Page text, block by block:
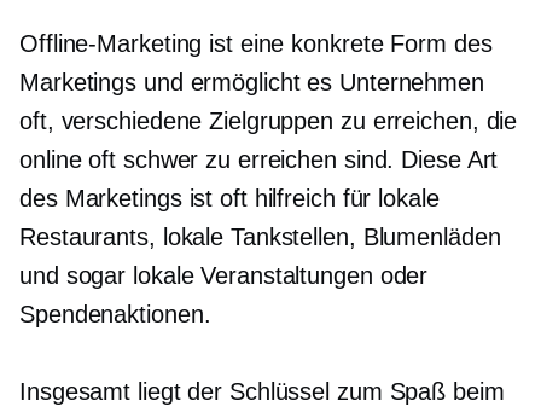
Offline-Marketing ist eine konkrete Form des
Marketings und ermöglicht es Unternehmen
oft, verschiedene Zielgruppen zu erreichen, die
online oft schwer zu erreichen sind. Diese Art
des Marketings ist oft hilfreich für lokale
Restaurants, lokale Tankstellen, Blumenläden
und sogar lokale Veranstaltungen oder
Spendenaktionen.
Insgesamt liegt der Schlüssel zum Spaß beim